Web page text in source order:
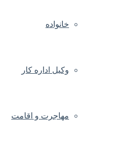
خانواده
وکیل اداره کار
مهاجرت و اقامت